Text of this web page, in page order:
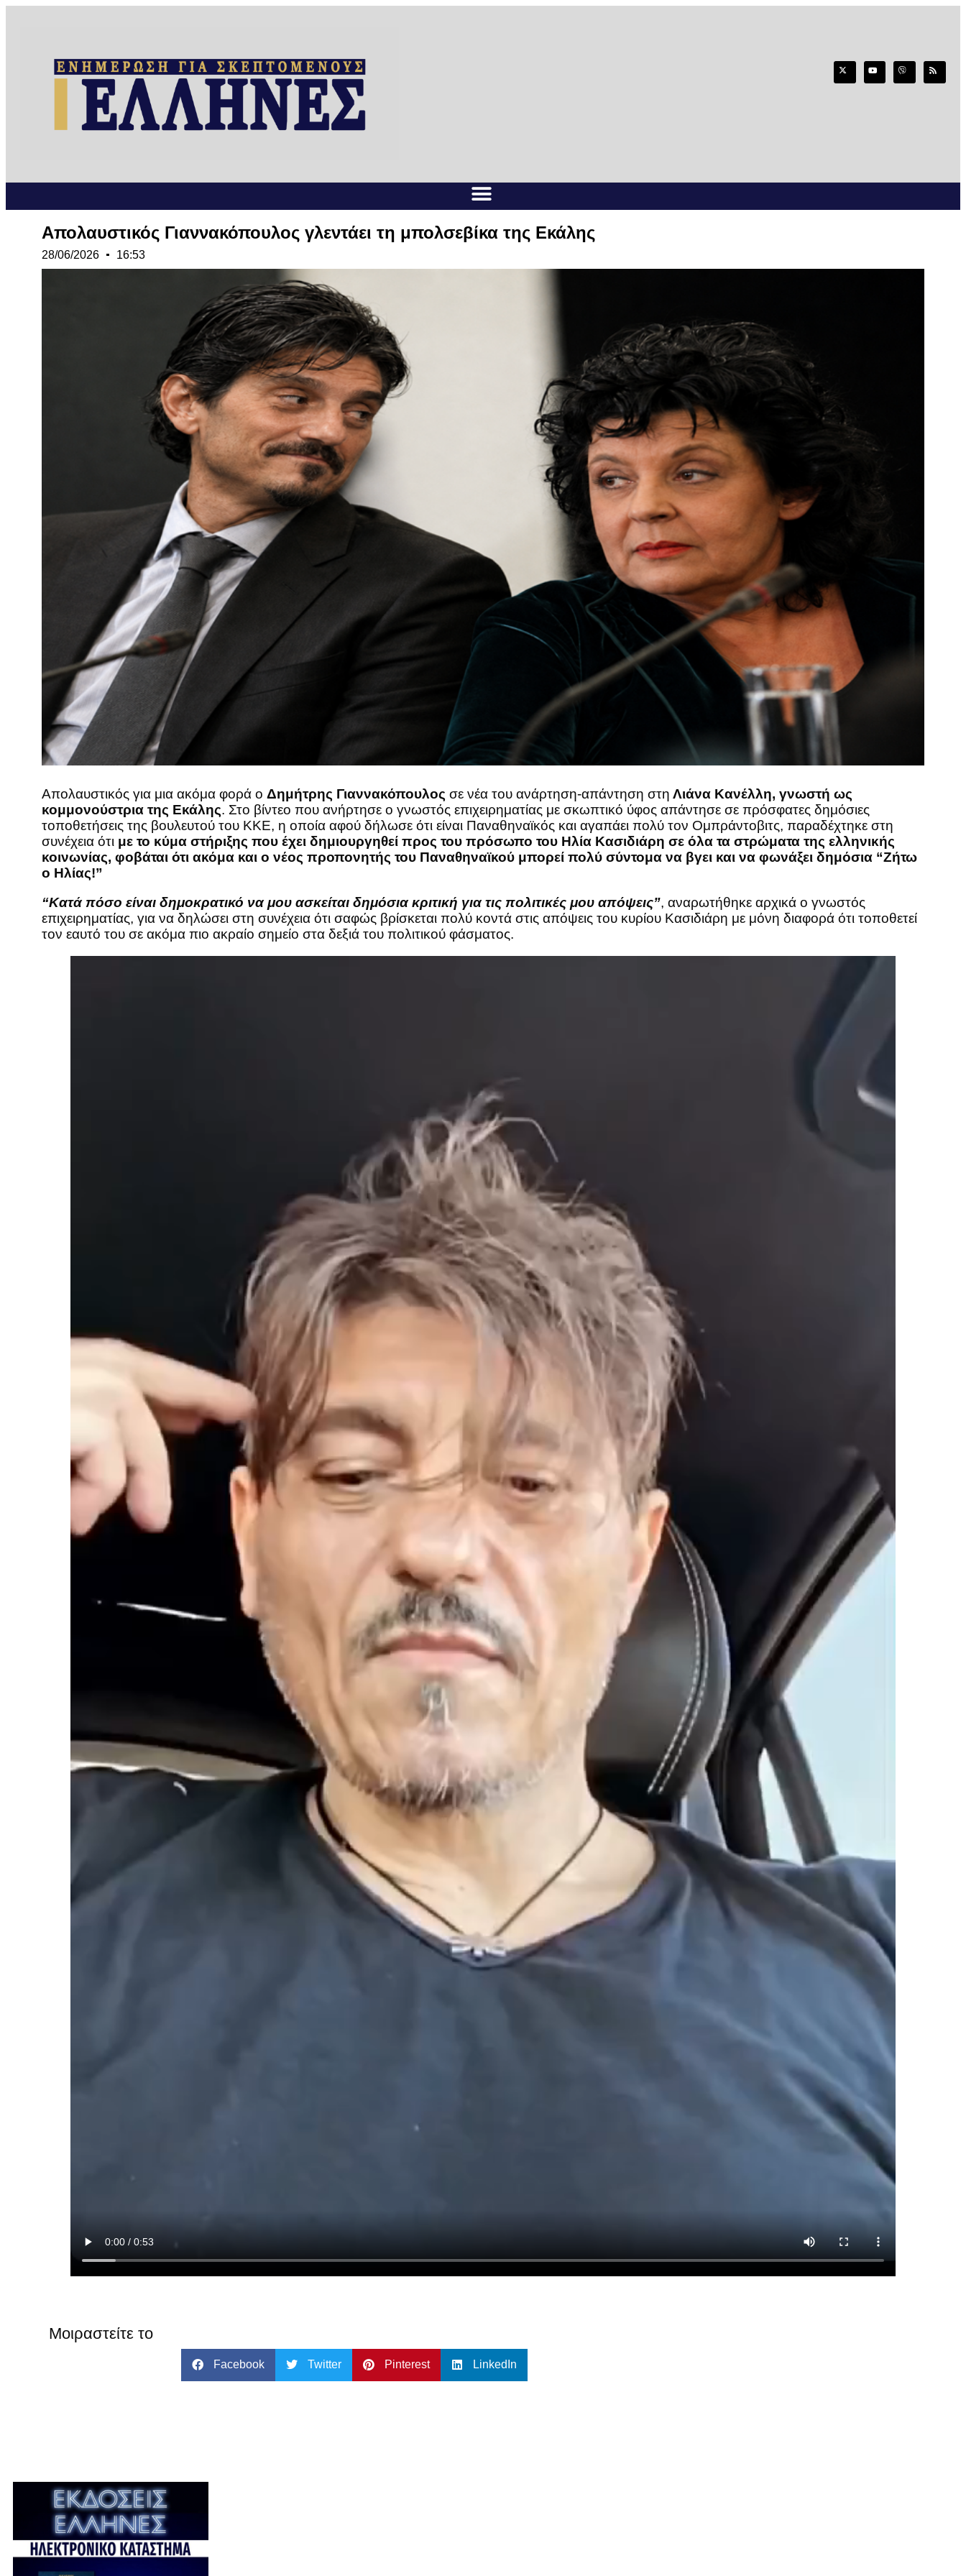
Απολαυστικός Γιαννακόπουλος γλεντάει τη μπολσεβίκα της Εκάλης
28/06/2026 16:53
Aπολαυστικός για μια ακόμα φορά ο Δημήτρης Γιαννακόπουλος σε νέα του ανάρτηση-απάντηση στη Λιάνα Κανέλλη, γνωστή ως
κομμονούστρια της Εκάλης. Στο βίντεο που ανήρτησε ο γνωστός επιχειρηματίας με σκωπτικό ύφος απάντησε σε πρόσφατες δημόσιες
τοποθετήσεις της βουλευτού του ΚΚΕ, η οποία αφού δήλωσε ότι είναι Παναθηναϊκός και αγαπάει πολύ τον Ομπράντοβιτς, παραδέχτηκε στη
συνέχεια ότι με το κύμα στήριξης που έχει δημιουργηθεί προς του πρόσωπο του Ηλία Κασιδιάρη σε όλα τα στρώματα της ελληνικής
κοινωνίας, φοβάται ότι ακόμα και ο νέος προπονητής του Παναθηναϊκού μπορεί πολύ σύντομα να βγει και να φωνάξει δημόσια “Ζήτω
ο Ηλίας!”
“Κατά πόσο είναι δημοκρατικό να μου ασκείται δημόσια κριτική για τις πολιτικές μου απόψεις”, αναρωτήθηκε αρχικά ο γνωστός
επιχειρηματίας, για να δηλώσει στη συνέχεια ότι σαφώς βρίσκεται πολύ κοντά στις απόψεις του κυρίου Κασιδιάρη με μόνη διαφορά ότι τοποθετεί
τον εαυτό του σε ακόμα πιο ακραίο σημείο στα δεξιά του πολιτικού φάσματος.
Μοιραστείτε το
Facebook Twitter Pinterest LinkedIn